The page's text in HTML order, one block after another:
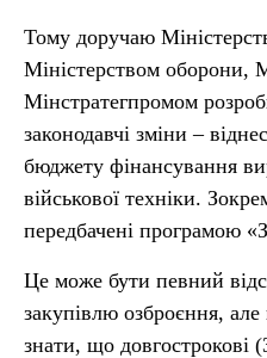
Тому доручаю
Міністерством оборони,
Мінстратегпромом
законодавчі зміни –
бюджету фінансування
військової техніки.
передбачені програмою
Це може бути певний
закупівлю озброєння,
знати, що довгострокові